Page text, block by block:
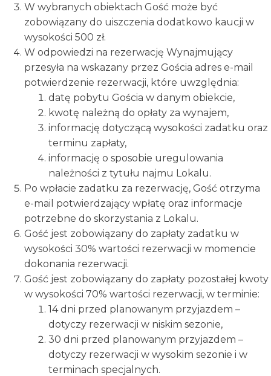
W wybranych obiektach Gość może być
zobowiązany do uiszczenia dodatkowo kaucji w
wysokości 500 zł.
W odpowiedzi na rezerwację Wynajmujący
przesyła na wskazany przez Gościa adres e-mail
potwierdzenie rezerwacji, które uwzględnia:
datę pobytu Gościa w danym obiekcie,
kwotę należną do opłaty za wynajem,
informację dotyczącą wysokości zadatku oraz
terminu zapłaty,
informację o sposobie uregulowania
należności z tytułu najmu Lokalu.
Po wpłacie zadatku za rezerwację, Gość otrzyma
e-mail potwierdzający wpłatę oraz informacje
potrzebne do skorzystania z Lokalu.
Gość jest zobowiązany do zapłaty zadatku w
wysokości 30% wartości rezerwacji w momencie
dokonania rezerwacji.
Gość jest zobowiązany do zapłaty pozostałej kwoty
w wysokości 70% wartości rezerwacji, w terminie:
14 dni przed planowanym przyjazdem –
dotyczy rezerwacji w niskim sezonie,
30 dni przed planowanym przyjazdem –
dotyczy rezerwacji w wysokim sezonie i w
terminach specjalnych.